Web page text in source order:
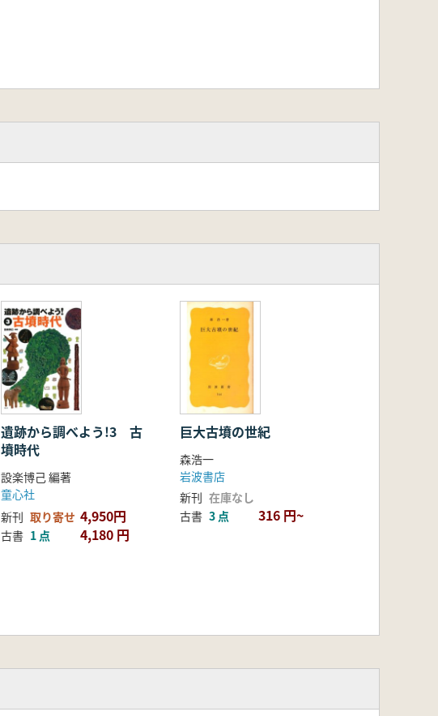
遺跡から調べよう!3 古
墳時代
設楽博己 編著
童心社
新刊 取り寄せ 4,950円
古書 1 点 4,180 円
巨大古墳の世紀
森浩一
岩波書店
新刊 在庫なし
古書 3 点 316 円~